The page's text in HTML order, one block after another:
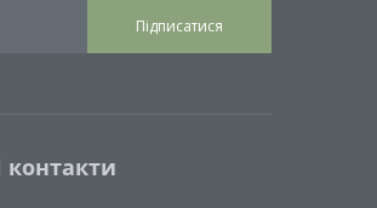
Підписатися
контакти